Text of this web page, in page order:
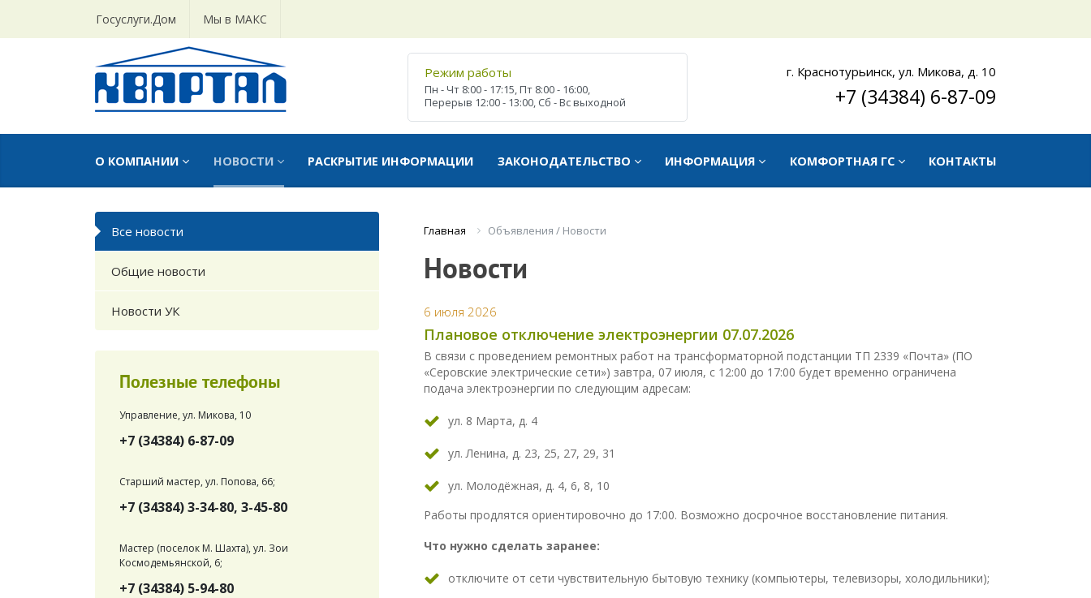
Госуслуги.Дом Мы в МАКС
Режим работы
Пн - Чт 8:00 - 17:15, Пт 8:00 - 16:00,
Перерыв 12:00 - 13:00, Сб - Всвыходной
г. Краснотурьинск, ул. Микова, д. 10
+7 (34384) 6-87-09
О КОМПАНИИ НОВОСТИ РАСКРЫТИЕ ИНФОРМАЦИИ ЗАКОНОДАТЕЛЬСТВО ИНФОРМАЦИЯ КОМФОРТНАЯ ГС КОНТАКТЫ
Главная Объявления / Новости
Новости
6 июля 2026
Плановое отключение электроэнергии 07.07.2026
В связи с проведением ремонтных работ на трансформаторной подстанции ТП 2339 «Почта» (ПО
«Серовские электрические сети») завтра, 07 июля, с 12:00 до 17:00 будет временно ограничена
подача электроэнергии по следующим адресам:
ул. 8 Марта, д. 4
ул. Ленина, д. 23, 25, 27, 29, 31
ул. Молодёжная, д. 4, 6, 8, 10
Работы продлятся ориентировочно до 17:00. Возможно досрочное восстановление питания.
Что нужно сделать заранее:
отключите от сети чувствительную бытовую технику (компьютеры, телевизоры, холодильники);
Все новости
Общие новости
Новости УК
Полезные телефоны
Управление, ул. Микова, 10
+7 (34384) 6-87-09
Старший мастер, ул. Попова, 66;
+7 (34384) 3-34-80, 3-45-80
Мастер (поселок М. Шахта), ул. Зои
Космодемьянской, 6;
+7 (34384) 5-94-80